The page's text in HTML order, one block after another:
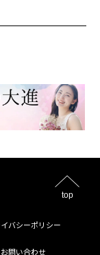
top
バシーポリシー
お問い合わせ